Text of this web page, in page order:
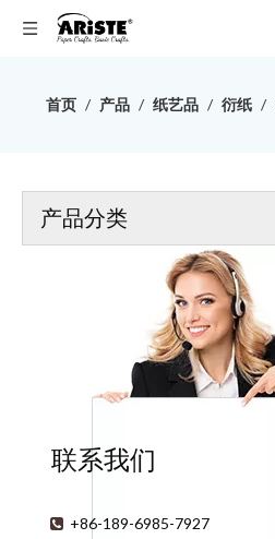
首页 / 产品 / 纸艺品 / 衍纸 /
产品分类
联系我们
 +86-189-6985-7927